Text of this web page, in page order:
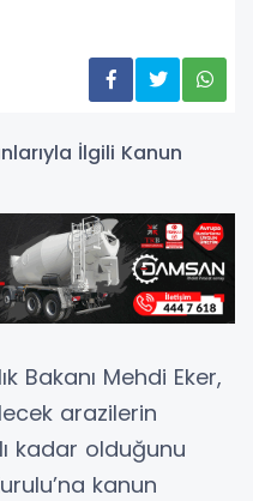
Bakanı Mehdi Eker,
arazilerin
kadar olduğunu
kanun